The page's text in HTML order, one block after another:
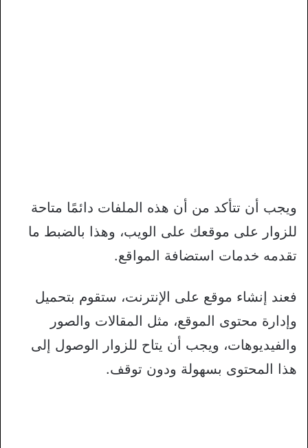
ويجب أن تتأكد من أن هذه الملفات دائمًا متاحة
للزوار على موقعك على الويب، وهذا بالضبط ما
تقدمه خدمات استضافة المواقع.
فعند إنشاء موقع على الإنترنت، ستقوم بتحميل
وإدارة محتوى الموقع، مثل المقالات والصور
والفيديوهات، ويجب أن يتاح للزوار الوصول إلى
هذا المحتوى بسهولة ودون توقف.